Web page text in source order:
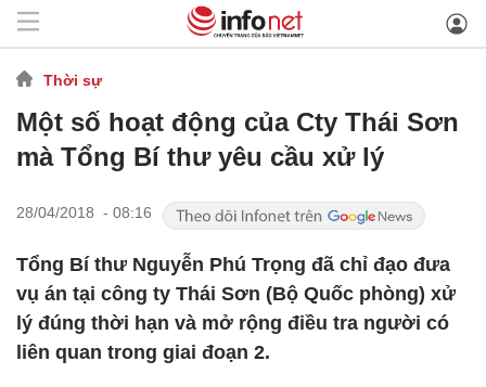
Thời sự
Một số hoạt động của Cty Thái Sơn
mà Tổng Bí thư yêu cầu xử lý
28/04/2018 - 08:16
Tổng Bí thư Nguyễn Phú Trọng đã chỉ đạo đưa
vụ án tại công ty Thái Sơn (Bộ Quốc phòng) xử
lý đúng thời hạn và mở rộng điều tra người có
liên quan trong giai đoạn 2.